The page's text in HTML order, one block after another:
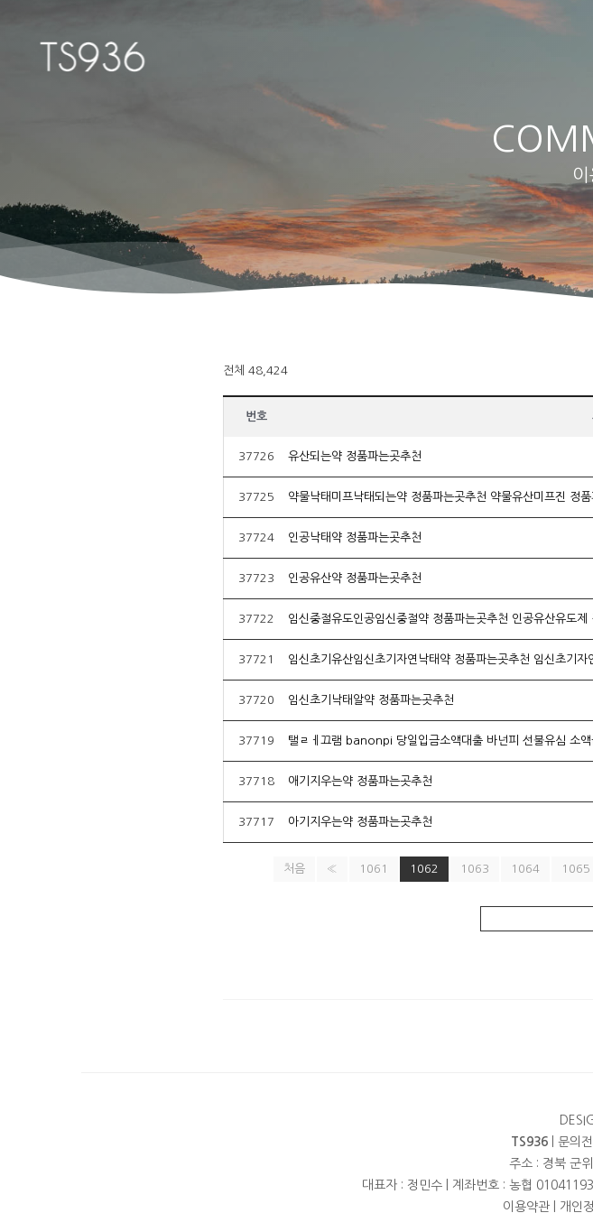
Hit enter to search or ESC to close
이
전체 48,424
번호
37726 유산되는약 정품파는곳추천
37725 약물낙태미프낙태되는약 정품파는곳추천 약물유산미프진 정
37724 인공낙태약 정품파는곳추천
37723 인공유산약 정품파는곳추천
37722
37721 임신초기유산임신초기자연낙태약 정품파는곳추천 임신초기
37720 임신초기낙태알약 정품파는곳추천
37719
37718 애기지우는약 정품파는곳추천
37717 아기지우는약 정품파는곳추천
처음 « 1061 1062 1063 1064 1065
TS936| 문의
주소 : 경북 군
대표자 : 정민수 | 계좌번호 : 농협
이용약관
개인